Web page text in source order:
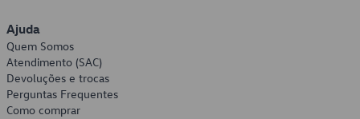
Ajuda
Quem Somos
Atendimento (SAC)
Devoluções e trocas
Perguntas Frequentes
Como comprar